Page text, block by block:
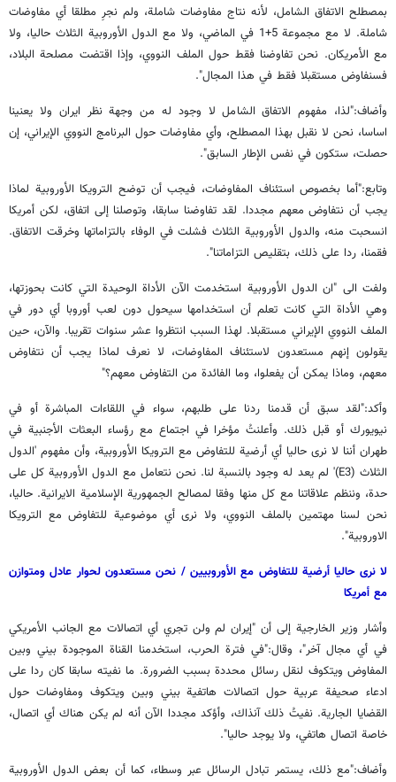
بمصطلح الاتفاق الشامل، لأنه نتاج مفاوضات شاملة، ولم نجرِ مطلقا أي مفاوضات
شاملة. لا مع مجموعة 5+1 في الماضي، ولا مع الدول الأوروبية الثلاث حاليا، ولا
مع الأمريكان. نحن تفاوضنا فقط حول الملف النووي، وإذا اقتضت مصلحة البلاد،
فسنفاوض مستقبلا فقط في هذا المجال".
وأضاف:"لذا، مفهوم الاتفاق الشامل لا وجود له من وجهة نظر ايران ولا يعنينا
اساسا، نحن لا نقبل بهذا المصطلح، وأي مفاوضات حول البرنامج النووي الإيراني، إن
حصلت، ستكون في نفس الإطار السابق".
وتابع:"أما بخصوص استئناف المفاوضات، فيجب أن توضح الترويكا الأوروبية لماذا
يجب أن نتفاوض معهم مجددا. لقد تفاوضنا سابقا، وتوصلنا إلى اتفاق، لكن أمريكا
انسحبت منه، والدول الأوروبية الثلاث فشلت في الوفاء بالتزاماتها وخرقت الاتفاق.
فقمنا، ردا على ذلك، بتقليص التزاماتنا".
ولفت الى "ان الدول الأوروبية استخدمت الآن الأداة الوحيدة التي كانت بحوزتها،
وهي الأداة التي كانت تعلم أن استخدامها سيحول دون لعب أوروبا أي دور في
الملف النووي الإيراني مستقبلا. لهذا السبب انتظروا عشر سنوات تقريبا. والآن، حين
يقولون إنهم مستعدون لاستئناف المفاوضات، لا نعرف لماذا يجب أن نتفاوض
معهم، وماذا يمكن أن يفعلوا، وما الفائدة من التفاوض معهم؟"
وأكد:"لقد سبق أن قدمنا ردنا على طلبهم، سواء في اللقاءات المباشرة أو في
نيويورك أو قبل ذلك. وأعلنتُ مؤخرا في اجتماع مع رؤساء البعثات الأجنبية في
طهران أننا لا نرى حاليا أي أرضية للتفاوض مع الترويكا الأوروبية، وأن مفهوم 'الدول
الثلاث (E3)' لم يعد له وجود بالنسبة لنا. نحن نتعامل مع الدول الأوروبية كل على
حدة، وننظم علاقاتنا مع كل منها وفقا لمصالح الجمهورية الإسلامية الايرانية. حاليا،
نحن لسنا مهتمين بالملف النووي، ولا نرى أي موضوعية للتفاوض مع الترويكا
الاوروبية".
لا نرى حاليا أرضية للتفاوض مع الأوروبيين / نحن مستعدون لحوار عادل ومتوازن
مع أمريكا
وأشار وزير الخارجية إلى أن "إيران لم ولن تجري أي اتصالات مع الجانب الأمريكي
في أي مجال آخر"، وقال:"في فترة الحرب، استخدمنا القناة الموجودة بيني وبين
المفاوض ويتكوف لنقل رسائل محددة بسبب الضرورة. ما نفيته سابقا كان ردا على
ادعاء صحيفة عربية حول اتصالات هاتفية بيني وبين ويتكوف ومفاوضات حول
القضايا الجارية. نفيتُ ذلك آنذاك، وأؤكد مجددا الآن أنه لم يكن هناك أي اتصال،
خاصة اتصال هاتفي، ولا يوجد حاليا".
وأضاف:"مع ذلك، يستمر تبادل الرسائل عبر وسطاء، كما أن بعض الدول الأوروبية